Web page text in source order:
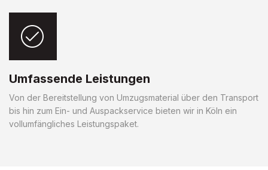
Umfassende Leistungen
Von der Bereitstellung von Umzugsmaterial über den Transport
bis hin zum Ein- und Auspackservice bieten wir in Köln ein
vollumfängliches Leistungspaket.